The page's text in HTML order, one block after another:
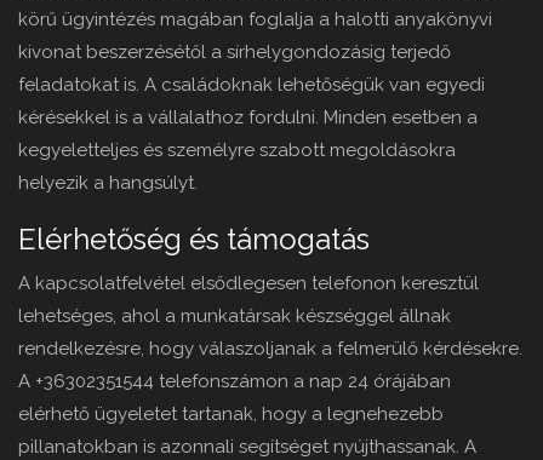
körű ügyintézés magában foglalja a halotti anyakönyvi
kivonat beszerzésétől a sírhelygondozásig terjedő
feladatokat is. A családoknak lehetőségük van egyedi
kérésekkel is a vállalathoz fordulni. Minden esetben a
kegyeletteljes és személyre szabott megoldásokra
helyezik a hangsúlyt.
Elérhetőség és támogatás
A kapcsolatfelvétel elsődlegesen telefonon keresztül
lehetséges, ahol a munkatársak készséggel állnak
rendelkezésre, hogy válaszoljanak a felmerülő kérdésekre.
A +36302351544 telefonszámon a nap 24 órájában
elérhető ügyeletet tartanak, hogy a legnehezebb
pillanatokban is azonnali segítséget nyújthassanak. A